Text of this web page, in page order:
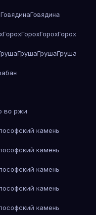
ГовядинаГовядина
ГорохГорохГорохГорох
ГрушаГрушаГруша
во ржи
камень
камень
камень
камень
камень